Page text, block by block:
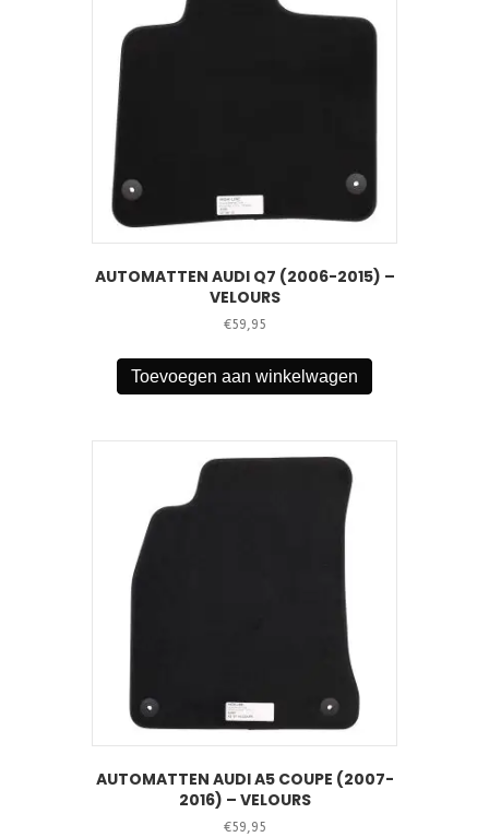
AUTOMATTEN AUDI Q7 (2006-2015) –
VELOURS
€59,95
Toevoegen aan winkelwagen
AUTOMATTEN AUDI A5 COUPE (2007-
2016) – VELOURS
€59,95